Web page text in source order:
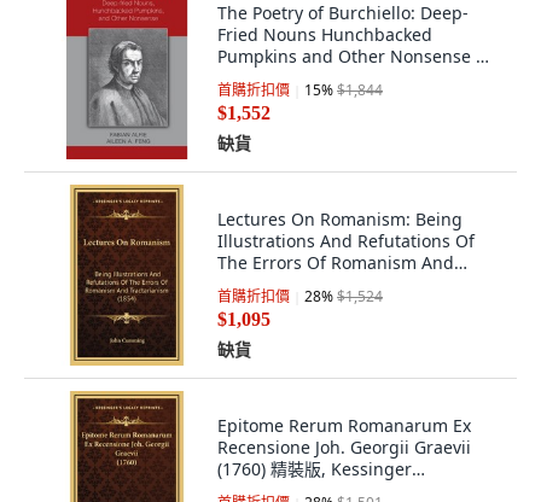
The Poetry of Burchiello: Deep-
Fried Nouns Hunchbacked
Pumpkins and Other Nonsense 精
裝版, Arizona Center for Medieval
and Renaissance S, 英文
首購折扣價 15%$1,844
$1,552
缺貨
Lectures On Romanism: Being
Illustrations And Refutations Of
The Errors Of Romanism And
Tractarianis... 精裝版, Kessinger
Publishing, 英文
首購折扣價 28%$1,524
$1,095
缺貨
Epitome Rerum Romanarum Ex
Recensione Joh. Georgii Graevii
(1760) 精裝版, Kessinger
Publishing, 英文